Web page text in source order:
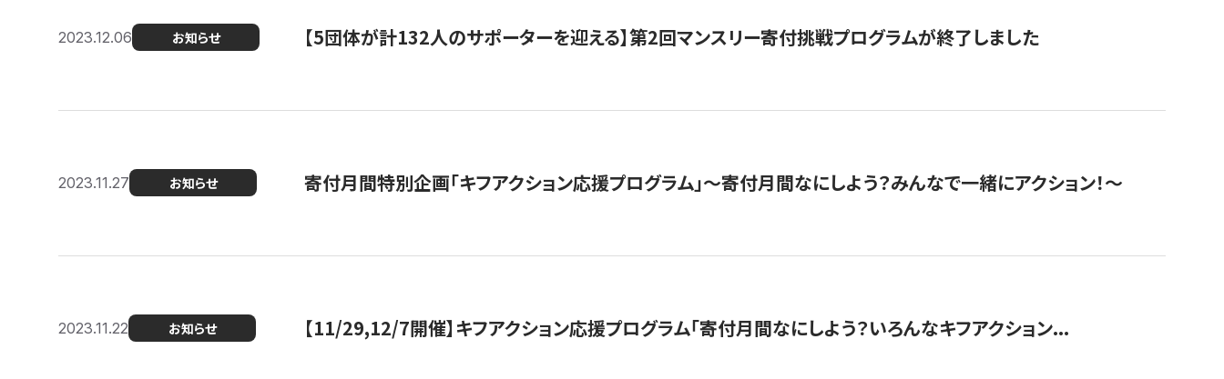
2023.12.06 お知らせ 【5団体が計132人のサポーターを迎える】第2回マンスリー寄付挑戦プログラムが終了しました
2023.11.27 お知らせ 寄付月間特別企画「キフアクション応援プログラム」〜寄付月間なにしよう？みんなで一緒にアクション！〜
2023.11.22 お知らせ 【11/29,12/7開催】キフアクション応援プログラム「寄付月間なにしよう？いろんなキフアクション...